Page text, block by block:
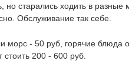
старались ходить в разные
Обслуживание так себе.
- 50 руб, горячие блюда
200 - 600 руб.